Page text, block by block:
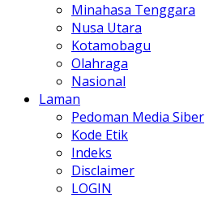
Minahasa Tenggara
Nusa Utara
Kotamobagu
Olahraga
Nasional
Laman
Pedoman Media Siber
Kode Etik
Indeks
Disclaimer
LOGIN